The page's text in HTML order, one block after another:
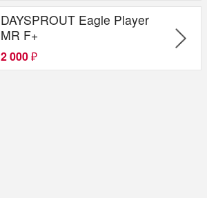
DAYSPROUT Eagle Player
MR F+
2 000 ₽